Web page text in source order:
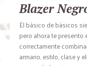
Blazer
El básico de básicos
pero ahora te presento
correctamente
armario, estilo, clase y